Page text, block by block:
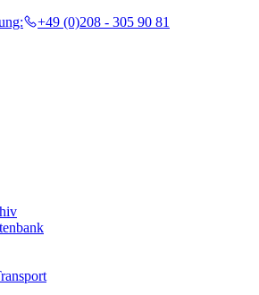
+49 (0)208 - 305 90 81